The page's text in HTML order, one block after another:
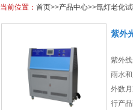
当前位置： 首页>>产品中心>>氙灯老化
紫外
紫外
雨水
外数
行产